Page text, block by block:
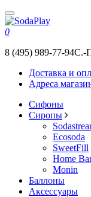
0
8 (495) 989-77-94С.-
Доставка и
Адреса
Сифоны
Сиропы
Ecosoda
SweetFill
Home
Monin
Баллоны
Аксессуары